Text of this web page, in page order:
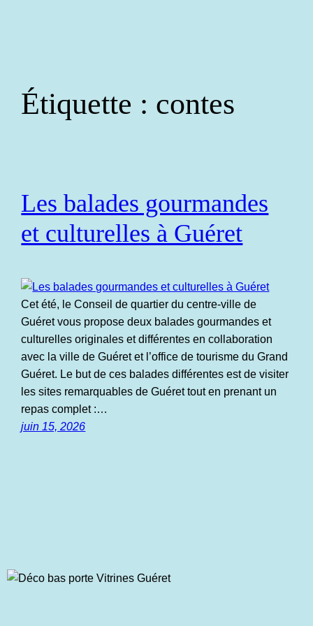
Étiquette : contes
Les balades gourmandes
et culturelles à Guéret
Cet été, le Conseil de quartier du centre-ville de
Guéret vous propose deux balades gourmandes et
culturelles originales et différentes en collaboration
avec la ville de Guéret et l’office de tourisme du Grand
Guéret. Le but de ces balades différentes est de visiter
les sites remarquables de Guéret tout en prenant un
repas complet :…
juin 15, 2026